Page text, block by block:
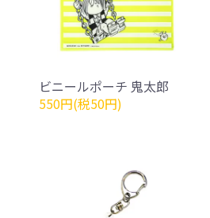
ビニールポーチ 鬼太郎
550円(税50円)